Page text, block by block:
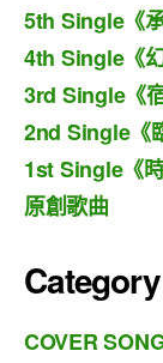
5th Single《承
4th Single《幻
3rd Single《
2nd Single《
1st Single《
原創歌曲
Category
COVER